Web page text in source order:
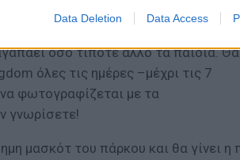
Data Deletion Data Access
δεν λιώνει ποτέ! Είναι αστείος,
όσο τίποτε άλλο τα παιδιά. Θα
όλες τις ημέρες –μέχρι τις 7
να φωτογραφίζεται με τα
γνωρίσετε!
μασκότ του πάρκου και θα γίνει η